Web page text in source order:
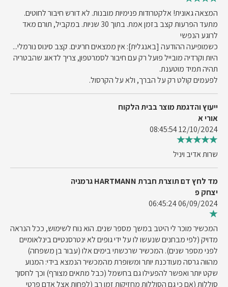
המצאה גאונית! אלקטרודות פנימיות מובנות. לא דורש חיבור לחוטים.
מתעד הפרעות קצב בזמן אמת. בתוך 30 שניות. במקביל, תורם מאד
לרוגע הנפשי
כשמופיעה ההודעה [באנגלית]: אין ממצאים חריגים. קצב סינוס נורמלי...
היות וקרדיה מובייל פועל רק עם חיבור לסמרטפון, צריך לדאוג שהבטריה
תהיה תמיד מוטענת.
לפעמים קולט רק על הברך, ולא על הקרסול.
ייעוץ והדגמת מוצר בבית הלקוח
אורי א
12/10/2024 08:45:54
שרות אדיב ויניל
מד לחץ דם תוצרת חברת HARTMANN גרמניה
יצחק פ
06/09/2024 06:45:24
המכשיר מוכר לי היטב במשך מספר שנים. הוא נוח לשימוש, ככל הנראה
מדויק (לפי מבחנים שנעשו לו על ידי גופים לא ינטרסנטיים בינלאומיים
לפני מספר שנים). המכשיר שרכשתי בימים אלו (עבור בן משפחה)
מהווה גרסה מעודכנת יותר ומשופרת מהמכשיר הנמצא בידי: המנוע
שקט יותר ואפשר להפעילו גם בחשמל (כבל מתאים מצורף) וכך לחסוך
סוללות (אם כי גם הסוללות מחזיקות זמן רב (לפחות אצל אדם פרטי